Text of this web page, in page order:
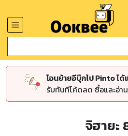
โอนย้ายอีบุ๊กไป Pinto ไ
รับทันทีโค้ดลด ซื้อและอ่า
จิฮายะ